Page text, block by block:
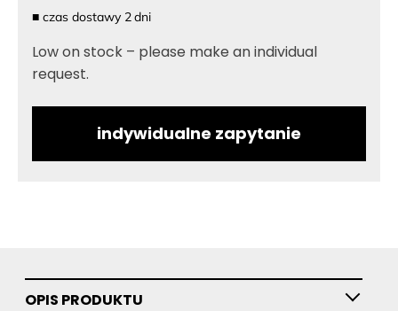
■ czas dostawy 2dni
Low on stock – please make an individual
request.
indywidualne zapytanie
OPIS PRODUKTU